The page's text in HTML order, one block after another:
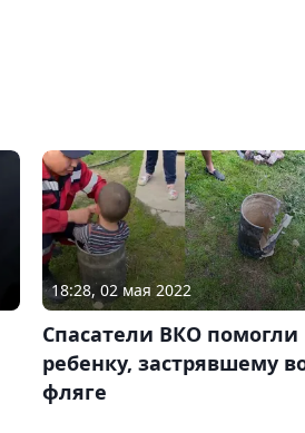
18:28, 02 мая 2022
Спасатели ВКО помогли
ребенку, застрявшему
фляге